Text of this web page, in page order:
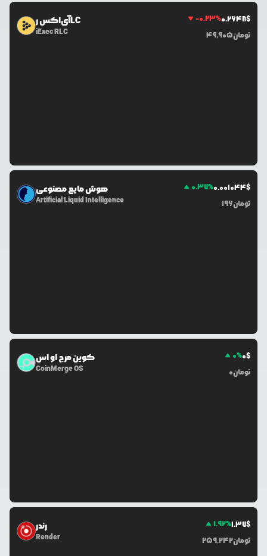
آی‌اکس رLC
iExec RLC
-0.23%0.2648$
49,905تومان
هوش مایع مصنوعی
Artificial Liquid Intelligence
0.37%0.001044$
196تومان
کوین مرج او اس
CoinMerge OS
0%0$
0تومان
رندر
Render
1.92%1.37$
259,242تومان